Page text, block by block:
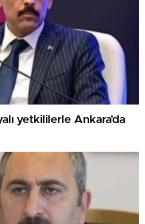
yetkililerle Ankara’da